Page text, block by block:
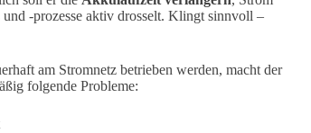
-prozesse aktiv drosselt. Klingt sinnvoll –
am Stromnetz betrieben werden, macht der
folgende Probleme: